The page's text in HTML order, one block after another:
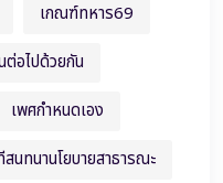
เกณฑ์ทหาร69
ต่อไปด้วยกัน
เพศกำหนดเอง
สนทนานโยบายสาธารณะ